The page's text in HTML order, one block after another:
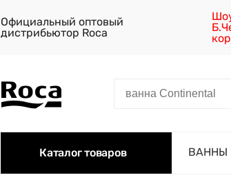
Официальный оптовый
дистрибьютор Roca
Каталог товаров ВАННЫ